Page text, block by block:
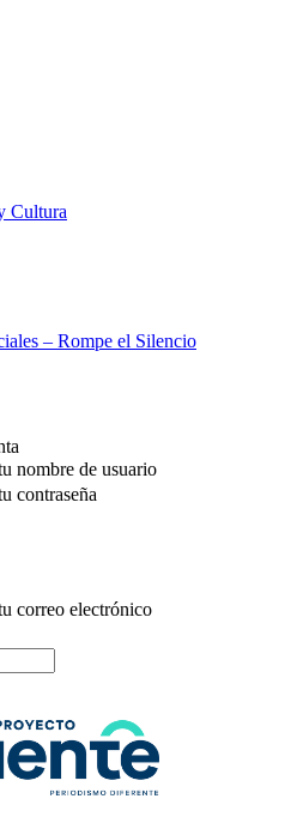
Cultura
– Rompe el Silencio
nombre de usuario
contraseña
correo electrónico